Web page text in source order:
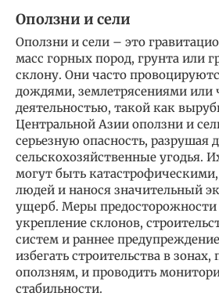
Оползни и сели
Оползни и сели – это
масс горных пород, грунта или
склону. Они часто
дождями, землетрясениями или
деятельностью, такой как
Центральной Азии оползни и
серьезную опасность, разрушая
сельскохозяйственные угодья.
могут быть
людей и нанося значительный
ущерб. Меры
укрепление склонов,
систем и раннее
избегать строительства в
оползням, и проводить
стабильности.